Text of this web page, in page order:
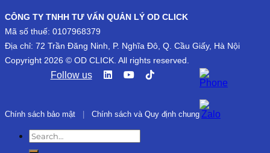
CÔNG TY TNHH TƯ VẤN QUẢN LÝ OD CLICK
Mã số thuế: 0107968379
Địa chỉ: 72 Trần Đăng Ninh, P. Nghĩa Đô, Q. Cầu Giấy, Hà Nội
Copyright 2026 © OD CLICK. All rights reserved.
Follow us
Chính sách bảo mật | Chính sách và Quy định chung